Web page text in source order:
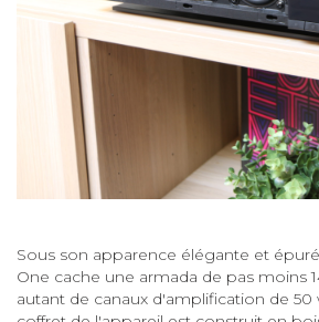
Sous son apparence élégante et
One cache une armada de pas moins
autant de canaux d'amplification de 50